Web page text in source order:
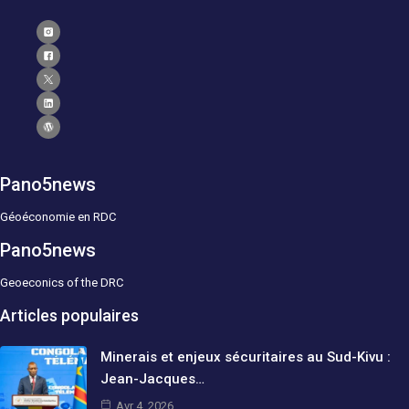
Pano5news
Géoéconomie en RDC
Pano5news
Geoeconics of the DRC
Articles populaires
Minerais et enjeux sécuritaires au Sud-Kivu :
Jean-Jacques…
Avr 4, 2026